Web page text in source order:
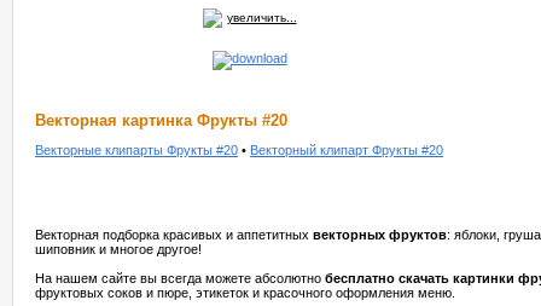
увеличить...
Векторная картинка Фрукты #20
Векторные клипарты Фрукты #20 • Векторный клипарт Фрукты #20
Векторная подборка красивых и аппетитных векторных фруктов: яблоки,
шиповник и многое другое!
На нашем сайте вы всегда можете абсолютно бесплатно скачать картинки
фруктовых соков и пюре, этикеток и красочного оформления меню.